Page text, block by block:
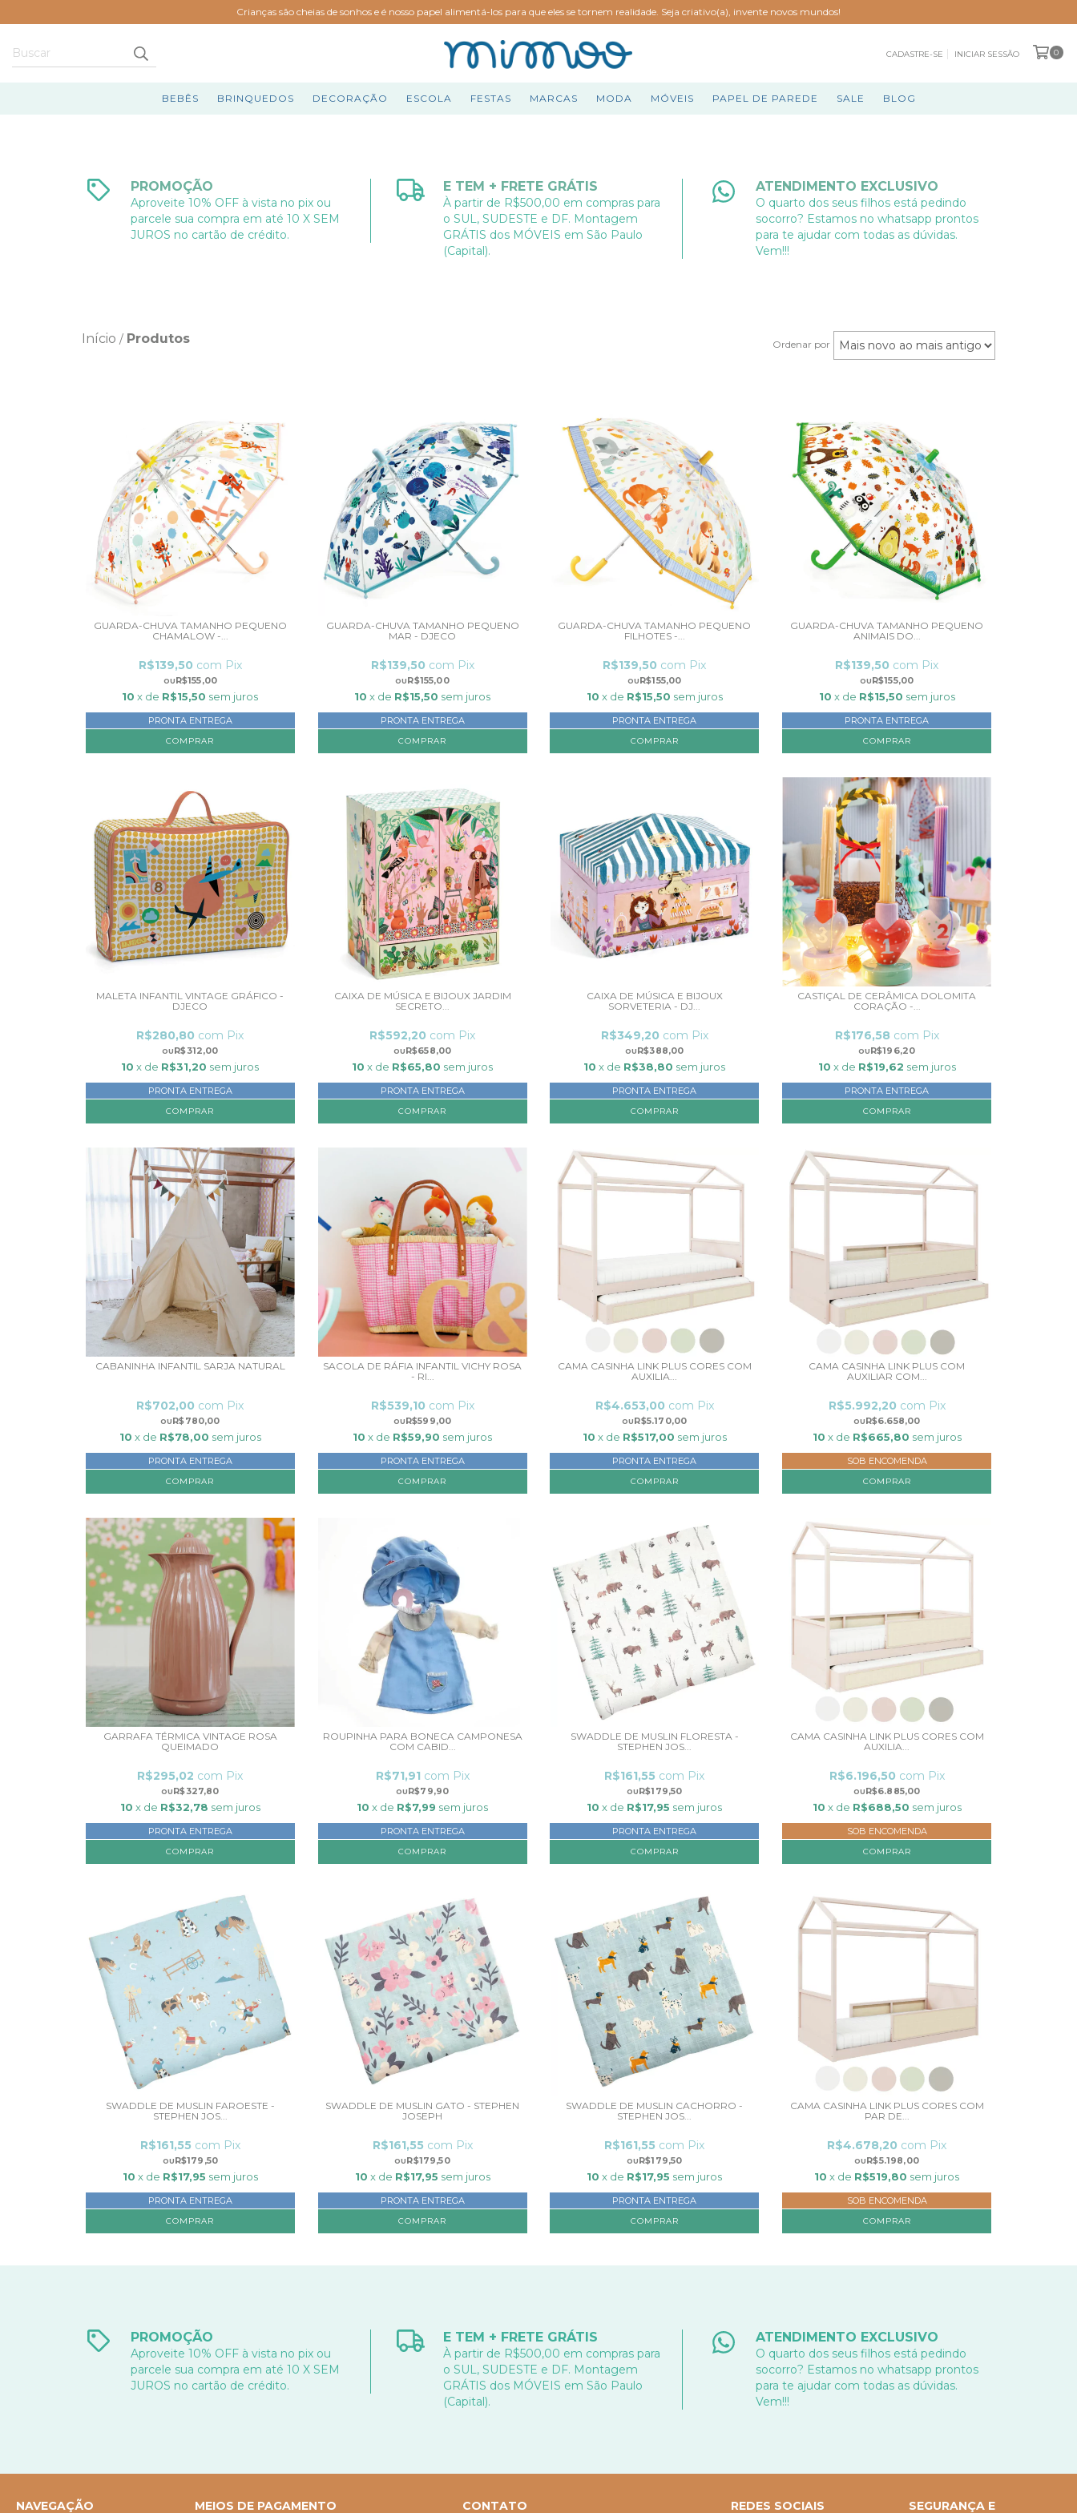
Crianças são cheias de sonhos e é nosso papel alimentá-los para que eles se tornem realidade. Seja criativo(a), invente novos mundos!
CADASTRE-SE INICIAR SESSÃO 0
BEBÊS BRINQUEDOS DECORAÇÃO ESCOLA FESTAS MARCAS MODA MÓVEIS PAPEL DE PAREDE SALE BLOG
PROMOÇÃO
Aproveite 10% OFF à vista no pix ou
parcele sua compra em até 10 X SEM
JUROS no cartão de crédito.
E TEM + FRETE GRÁTIS
À partir de R$500,00 em compras para
o SUL, SUDESTE e DF. Montagem
GRÁTIS dos MÓVEIS em São Paulo
(Capital).
ATENDIMENTO EXCLUSIVO
O quarto dos seus filhos está pedindo
socorro? Estamos no whatsapp prontos
para te ajudar com todas as dúvidas.
Vem!!!
Início / Produtos Ordenar por
GUARDA-CHUVA TAMANHO PEQUENO
CHAMALOW -...
R$155,00
R$139,50 com Pix
10 x de R$15,50 sem juros
PRONTA ENTREGA
GUARDA-CHUVA TAMANHO PEQUENO
MAR - DJECO
R$155,00
R$139,50 com Pix
10 x de R$15,50 sem juros
PRONTA ENTREGA
GUARDA-CHUVA TAMANHO PEQUENO
FILHOTES -...
R$155,00
R$139,50 com Pix
10 x de R$15,50 sem juros
PRONTA ENTREGA
GUARDA-CHUVA TAMANHO PEQUENO
ANIMAIS DO...
R$155,00
R$139,50 com Pix
10 x de R$15,50 sem juros
PRONTA ENTREGA
MALETA INFANTIL VINTAGE GRÁFICO -
DJECO
R$312,00
R$280,80 com Pix
10 x de R$31,20 sem juros
PRONTA ENTREGA
CAIXA DE MÚSICA E BIJOUX JARDIM
SECRETO...
R$658,00
R$592,20 com Pix
10 x de R$65,80 sem juros
PRONTA ENTREGA
CAIXA DE MÚSICA E BIJOUX
SORVETERIA - DJ...
R$388,00
R$349,20 com Pix
10 x de R$38,80 sem juros
PRONTA ENTREGA
CASTIÇAL DE CERÂMICA DOLOMITA
CORAÇÃO -...
R$196,20
R$176,58 com Pix
10 x de R$19,62 sem juros
PRONTA ENTREGA
COMPRAR
CABANINHA INFANTIL SARJA NATURAL
R$780,00
R$702,00 com Pix
10 x de R$78,00 sem juros
PRONTA ENTREGA
SACOLA DE RÁFIA INFANTIL VICHY ROSA
- RI...
R$599,00
R$539,10 com Pix
10 x de R$59,90 sem juros
PRONTA ENTREGA
CAMA CASINHA LINK PLUS CORES COM
AUXILIA...
R$5.170,00
R$4.653,00 com Pix
10 x de R$517,00 sem juros
PRONTA ENTREGA
COMPRAR
CAMA CASINHA LINK PLUS COM
AUXILIAR COM...
R$6.658,00
R$5.992,20 com Pix
10 x de R$665,80 sem juros
SOB ENCOMENDA
COMPRAR
GARRAFA TÉRMICA VINTAGE ROSA
QUEIMADO
R$327,80
R$295,02 com Pix
10 x de R$32,78 sem juros
PRONTA ENTREGA
ROUPINHA PARA BONECA CAMPONESA
COM CABID...
R$79,90
R$71,91 com Pix
10 x de R$7,99 sem juros
PRONTA ENTREGA
SWADDLE DE MUSLIN FLORESTA -
STEPHEN JOS...
R$179,50
R$161,55 com Pix
10 x de R$17,95 sem juros
PRONTA ENTREGA
CAMA CASINHA LINK PLUS CORES COM
AUXILIA...
R$6.885,00
R$6.196,50 com Pix
10 x de R$688,50 sem juros
SOB ENCOMENDA
COMPRAR
SWADDLE DE MUSLIN FAROESTE -
STEPHEN JOS...
R$179,50
R$161,55 com Pix
10 x de R$17,95 sem juros
PRONTA ENTREGA
SWADDLE DE MUSLIN GATO - STEPHEN
JOSEPH
R$179,50
R$161,55 com Pix
10 x de R$17,95 sem juros
PRONTA ENTREGA
SWADDLE DE MUSLIN CACHORRO -
STEPHEN JOS...
R$179,50
R$161,55 com Pix
10 x de R$17,95 sem juros
PRONTA ENTREGA
CAMA CASINHA LINK PLUS CORES COM
PAR DE...
R$5.198,00
R$4.678,20 com Pix
10 x de R$519,80 sem juros
SOB ENCOMENDA
COMPRAR
PROMOÇÃO
Aproveite 10% OFF à vista no pix ou
parcele sua compra em até 10 X SEM
JUROS no cartão de crédito.
E TEM + FRETE GRÁTIS
À partir de R$500,00 em compras para
o SUL, SUDESTE e DF. Montagem
GRÁTIS dos MÓVEIS em São Paulo
(Capital).
ATENDIMENTO EXCLUSIVO
O quarto dos seus filhos está pedindo
socorro? Estamos no whatsapp prontos
para te ajudar com todas as dúvidas.
Vem!!!
NAVEGAÇÃO MEIOS DE PAGAMENTO CONTATO REDES SOCIAIS SEGURANÇA E